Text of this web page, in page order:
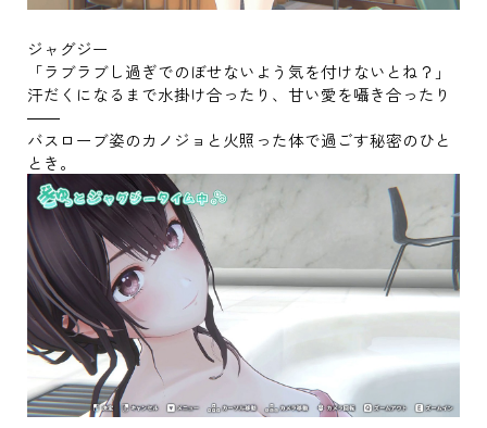
ジャグジー
「ラブラブし過ぎでのぼせないよう気を付けないとね？」
汗だくになるまで水掛け合ったり、甘い愛を囁き合ったり
――
バスローブ姿のカノジョと火照った体で過ごす秘密のひと
とき。